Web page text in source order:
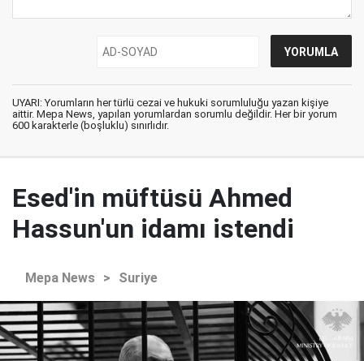
UYARI: Yorumların her türlü cezai ve hukuki sorumluluğu yazan kişiye
aittir. Mepa News, yapılan yorumlardan sorumlu değildir. Her bir yorum
600 karakterle (boşluklu) sınırlıdır.
Esed'in müftüsü Ahmed
Hassun'un idamı istendi
Mepa News > Suriye